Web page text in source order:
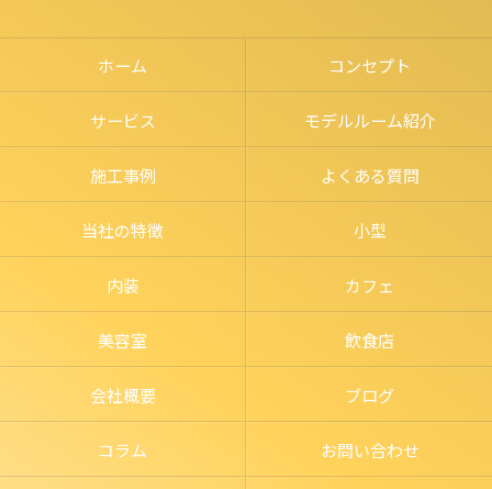
ホーム コンセプト
サービス モデルルーム紹介
施工事例 よくある質問
当社の特徴 小型
内装 カフェ
美容室 飲食店
会社概要 ブログ
コラム お問い合わせ